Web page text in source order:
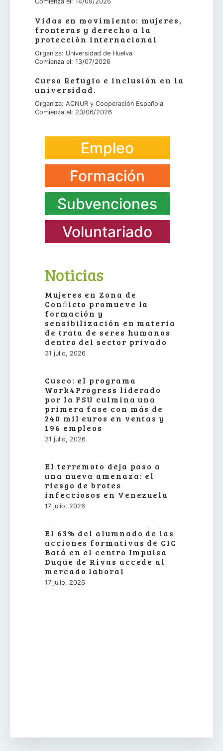
Vidas en movimiento: mujeres,
fronteras y derecho a la
protección internacional
Organiza: Universidad de Huelva
Comienza el: 13/07/2026
Curso Refugio e inclusión en la
universidad.
Organiza: ACNUR y Cooperación Española
Comienza el: 23/06/2026
Empleo
Formación
Subvenciones
Voluntariado
Noticias
Mujeres en Zona de
Conﬂicto promueve la
formación y
sensibilización en materia
de trata de seres humanos
dentro del sector privado
31 julio, 2026
Cusco: el programa
Work4Progress liderado
por la FSU culmina una
primera fase con más de
240 mil euros en ventas y
196 empleos
31 julio, 2026
El terremoto deja paso a
una nueva amenaza: el
riesgo de brotes
infecciosos en Venezuela
17 julio, 2026
El 63% del alumnado de las
acciones formativas de CIC
Batá en el centro Impulsa
Duque de Rivas accede al
mercado laboral
17 julio, 2026